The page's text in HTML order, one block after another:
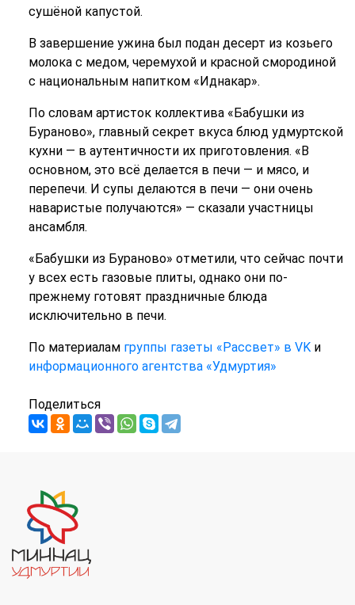
сушёной капустой.
В завершение ужина был подан десерт из козьего
молока с медом, черемухой и красной смородиной
с национальным напитком «Иднакар».
По словам артисток коллектива «Бабушки из
Бураново», главный секрет вкуса блюд удмуртской
кухни — в аутентичности их приготовления. «В
основном, это всё делается в печи — и мясо, и
перепечи. И супы делаются в печи — они очень
наваристые получаются» — сказали участницы
ансамбля.
«Бабушки из Бураново» отметили, что сейчас почти
у всех есть газовые плиты, однако они по-
прежнему готовят праздничные блюда
исключительно в печи.
По материалам группы газеты «Рассвет» в VKи
информационного агентства «Удмуртия»
Поделиться